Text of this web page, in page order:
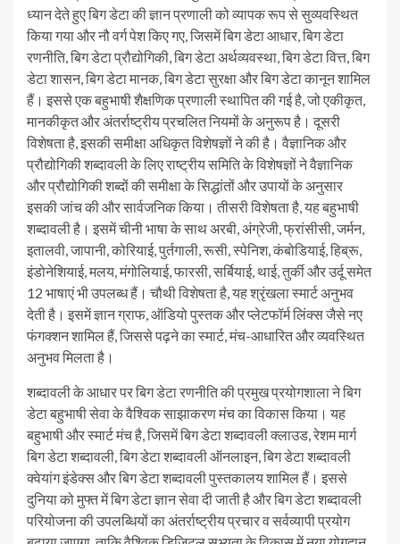
ध्यान देते हुए बिग डेटा की ज्ञान प्रणाली को व्यापक रूप से सुव्यवस्थित
किया गया और नौ वर्ग पेश किए गए, जिसमें बिग डेटा आधार, बिग डेटा
रणनीति, बिग डेटा प्रौद्योगिकी, बिग डेटा अर्थव्यवस्था, बिग डेटा वित्त, बिग
डेटा शासन, बिग डेटा मानक, बिग डेटा सुरक्षा और बिग डेटा कानून शामिल
हैं। इससे एक बहुभाषी शैक्षणिक प्रणाली स्थापित की गई है, जो एकीकृत,
मानकीकृत और अंतर्राष्ट्रीय प्रचलित नियमों के अनुरूप है। दूसरी
विशेषता है, इसकी समीक्षा अधिकृत विशेषज्ञों ने की है। वैज्ञानिक और
प्रौद्योगिकी शब्दावली के लिए राष्ट्रीय समिति के विशेषज्ञों ने वैज्ञानिक
और प्रौद्योगिकी शब्दों की समीक्षा के सिद्धांतों और उपायों के अनुसार
इसकी जांच की और सार्वजनिक किया। तीसरी विशेषता है, यह बहुभाषी
शब्दावली है। इसमें चीनी भाषा के साथ अरबी, अंग्रेजी, फ्रांसीसी, जर्मन,
इतालवी, जापानी, कोरियाई, पुर्तगाली, रूसी, स्पेनिश, कंबोडियाई, हिब्रू,
इंडोनेशियाई, मलय, मंगोलियाई, फारसी, सर्बियाई, थाई, तुर्की और उर्दू समेत
12 भाषाएं भी उपलब्ध हैं। चौथी विशेषता है, यह श्रृंखला स्मार्ट अनुभव
देती है। इसमें ज्ञान ग्राफ, ऑडियो पुस्तक और प्लेटफॉर्म लिंक्स जैसे नए
फंगक्शन शामिल हैं, जिससे पढ़ने का स्मार्ट, मंच-आधारित और व्यवस्थित
अनुभव मिलता है।
शब्दावली के आधार पर बिग डेटा रणनीति की प्रमुख प्रयोगशाला ने बिग
डेटा बहुभाषी सेवा के वैश्विक साझाकरण मंच का विकास किया। यह
बहुभाषी और स्मार्ट मंच है, जिसमें बिग डेटा शब्दावली क्लाउड, रेशम मार्ग
बिग डेटा शब्दावली, बिग डेटा शब्दावली ऑनलाइन, बिग डेटा शब्दावली
क्वेयांग इंडेक्स और बिग डेटा शब्दावली पुस्तकालय शामिल हैं। इससे
दुनिया को मुफ्त में बिग डेटा ज्ञान सेवा दी जाती है और बिग डेटा शब्दावली
परियोजना की उपलब्धियों का अंतर्राष्ट्रीय प्रचार व सर्वव्यापी प्रयोग